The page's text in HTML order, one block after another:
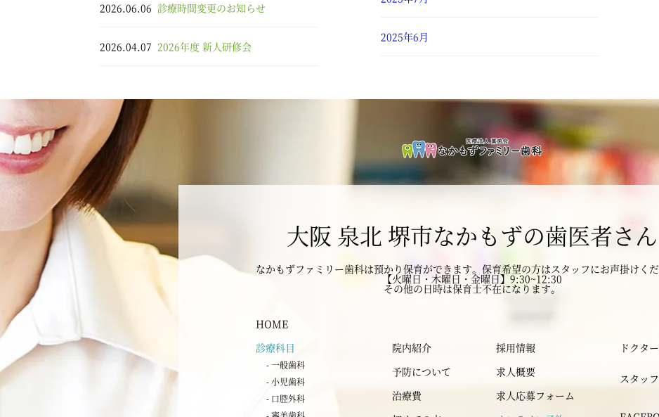
2026.06.06 診療時間変更のお知らせ
2026.04.07 2026年度 新人研修会
2025年6月
2025年2月
2024年12月
2024年11月
2024年9月
大阪 泉北 堺市なかもずの歯医者さん
なかもずファミリー歯科は預かり保育ができます。 保育希望の方はスタッフにお声掛けくだ
【火曜日・木曜日・金曜日】9:30~12:30
その他の日時は保育士不在になります。
HOME
診療科目
- 一般歯科
- 小児歯科
- 口腔外科
院内紹介
予防について
治療費
採用情報
求人概要
求人応募フォーム
ドクタ
スタッ